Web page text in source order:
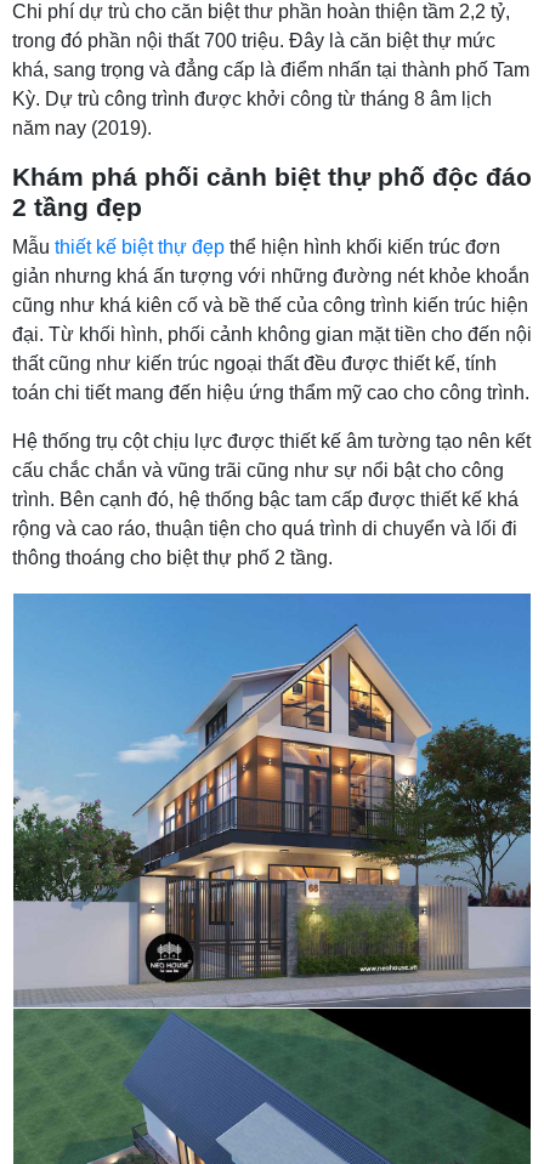
Chi phí dự trù cho căn biệt thư phần hoàn thiện tầm 2,2 tỷ,
trong đó phần nội thất 700 triệu. Đây là căn biệt thự mức
khá, sang trọng và đẳng cấp là điểm nhấn tại thành phố Tam
Kỳ. Dự trù công trình được khởi công từ tháng 8 âm lịch
năm nay (2019).
Khám phá phối cảnh biệt thự phố độc đáo
2 tầng đẹp
Mẫu thiết kế biệt thự đẹp thể hiện hình khối kiến trúc đơn
giản nhưng khá ấn tượng với những đường nét khỏe khoắn
cũng như khá kiên cố và bề thế của công trình kiến trúc hiện
đại. Từ khối hình, phối cảnh không gian mặt tiền cho đến nội
thất cũng như kiến trúc ngoại thất đều được thiết kế, tính
toán chi tiết mang đến hiệu ứng thẩm mỹ cao cho công trình.
Hệ thống trụ cột chịu lực được thiết kế âm tường tạo nên kết
cấu chắc chắn và vũng trãi cũng như sự nổi bật cho công
trình. Bên cạnh đó, hệ thống bậc tam cấp được thiết kế khá
rộng và cao ráo, thuận tiện cho quá trình di chuyển và lối đi
thông thoáng cho biệt thự phố 2 tầng.